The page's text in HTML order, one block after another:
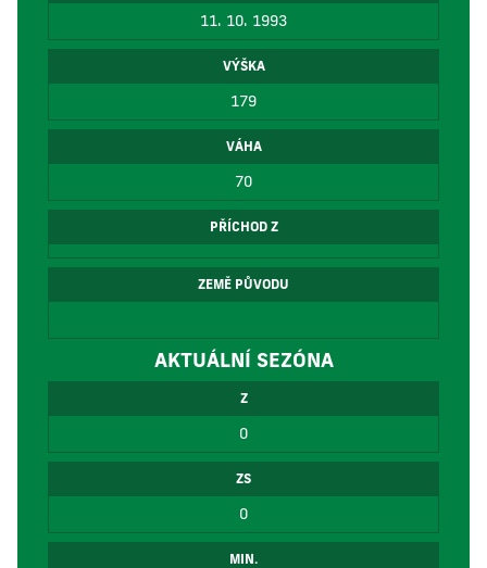
11. 10. 1993
VÝŠKA
179
VÁHA
70
PŘÍCHOD Z
ZEMĚ PŮVODU
AKTUÁLNÍ SEZÓNA
Z
0
ZS
0
MIN.